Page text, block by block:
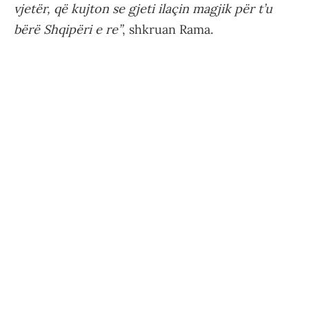
vjetër, që kujton se gjeti ilaçin magjik për t’u
bërë Shqipëri e re”, shkruan Rama.